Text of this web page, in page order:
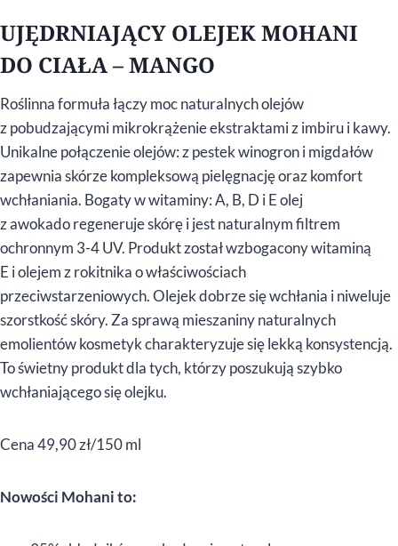
UJĘDRNIAJĄCY OLEJEK MOHANI
DO CIAŁA – MANGO
Roślinna formuła łączy moc naturalnych olejów
z pobudzającymi mikrokrążenie ekstraktami z imbiru i kawy.
Unikalne połączenie olejów: z pestek winogron i migdałów
zapewnia skórze kompleksową pielęgnację oraz komfort
wchłaniania. Bogaty w witaminy: A, B, D i E olej
z awokado regeneruje skórę i jest naturalnym filtrem
ochronnym 3-4 UV. Produkt został wzbogacony witaminą
E i olejem z rokitnika o właściwościach
przeciwstarzeniowych. Olejek dobrze się wchłania i niweluje
szorstkość skóry. Za sprawą mieszaniny naturalnych
emolientów kosmetyk charakteryzuje się lekką konsystencją.
To świetny produkt dla tych, którzy poszukują szybko
wchłaniającego się olejku.
Cena 49,90 zł/150 ml
Nowości Mohani to: